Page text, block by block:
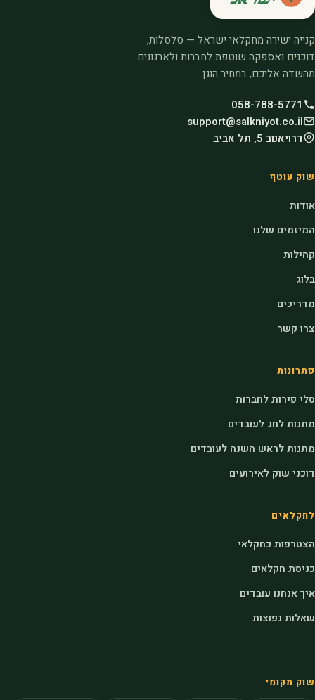
קנייה ישירה מחקלאי ישראל — סלסלות,
דוכנים ואספקה שוטפת לחברות ולארגונים.
מהשדה אליכם, במחיר הוגן.
058-788-5771
support@salkniyot.co.il
דרויאנוב 5, תל אביב
שוק עוטף
אודות
המיזמים שלנו
קהילות
בלוג
מדריכים
צרו קשר
פתרונות
סלי פירות לחברות
מתנות לחג לעובדים
מתנות לראש השנה לעובדים
דוכני שוק לאירועים
לחקלאים
הצטרפות כחקלאי
כניסת חקלאים
איך אנחנו עובדים
שאלות נפוצות
שוק מקומי